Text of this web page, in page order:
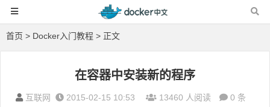
首页 > Docker入门教程 > 正文
在容器中安装新的程序
互联网 2015-02-15 10:53 13460 人阅读
0 条